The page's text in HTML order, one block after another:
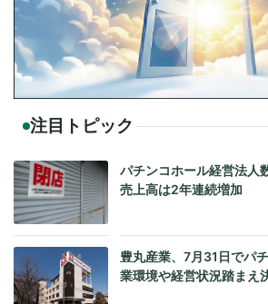
注目トピック
パチンコホール経営法
売上高は2年連続増加
豊丸産業、7月31日でパ
業環境や経営状況踏まえ